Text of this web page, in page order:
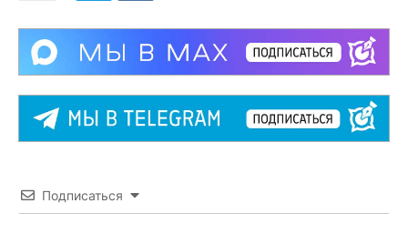
Подписаться